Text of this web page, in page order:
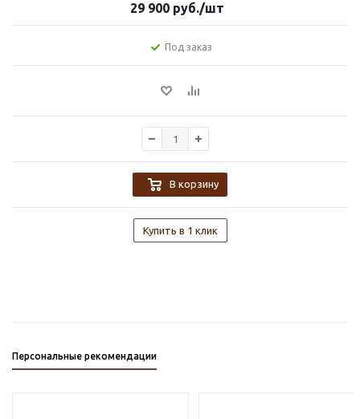
29 900 руб./шт
Под заказ
В корзину
Купить в 1 клик
Персональные рекомендации